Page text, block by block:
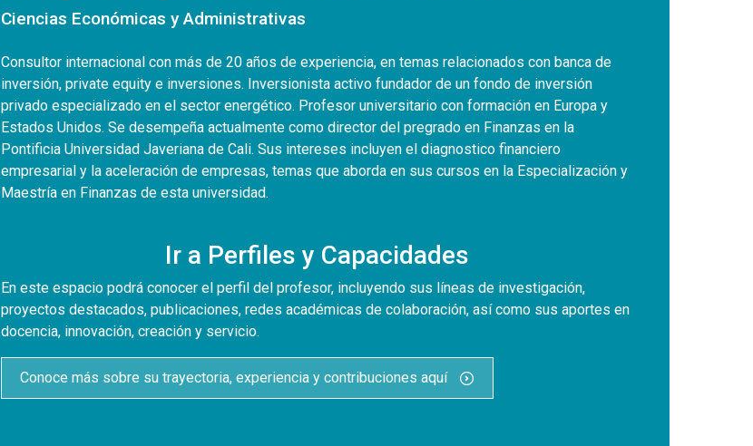
Ciencias Económicas y Administrativas
Consultor internacional con más de 20 años de experiencia, en temas relacionados con banca de
inversión, private equity e inversiones. Inversionista activo fundador de un fondo de inversión
privado especializado en el sector energético. Profesor universitario con formación en Europa y
Estados Unidos. Se desempeña actualmente como director del pregrado en Finanzas en la
Pontificia Universidad Javeriana de Cali. Sus intereses incluyen el diagnostico financiero
empresarial y la aceleración de empresas, temas que aborda en sus cursos en la Especialización y
Maestría en Finanzas de esta universidad.
Ir a Perfiles y Capacidades
En este espacio podrá conocer el perfil del profesor, incluyendo sus líneas de investigación,
proyectos destacados, publicaciones, redes académicas de colaboración, así como sus aportes en
docencia, innovación, creación y servicio.
Conoce más sobre su trayectoria, experiencia y contribuciones aquí